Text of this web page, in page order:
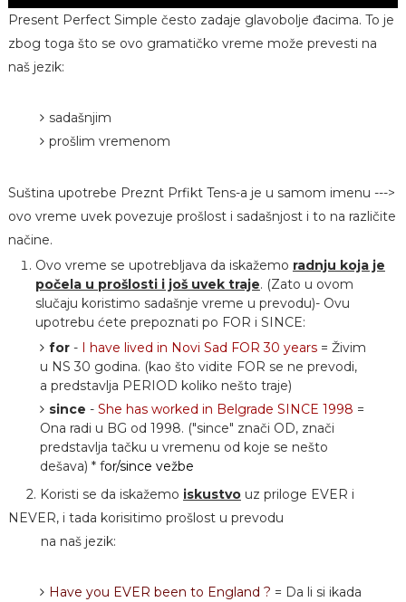
Present Perfect Simple često zadaje glavobolje đacima. To je
zbog toga što se ovo gramatičko vreme može prevesti na
naš jezik:
sadašnjim
prošlim vremenom
Suština upotrebe Preznt Prfikt Tens-a je u samom imenu --->
ovo vreme uvek povezuje prošlost i sadašnjost i to na različite
načine.
Ovo vreme se upotrebljava da iskažemo radnju koja je
počela u prošlosti i još uvek traje. (Zato u ovom
slučaju koristimo sadašnje vreme u prevodu)- Ovu
upotrebu ćete prepoznati po FOR i SINCE:
for- I have lived in Novi Sad FOR 30 years= Živim
u NS 30 godina. (kao što vidite FOR se ne prevodi,
a predstavlja PERIOD koliko nešto traje)
since - She has worked in Belgrade SINCE 1998 =
Ona radi u BG od 1998. ("since" znači OD, znači
predstavlja tačku u vremenu od koje se nešto
dešava) * for/since vežbe
2. Koristi se da iskažemo iskustvouz priloge EVER i
NEVER, i tada korisitimo prošlost u prevodu
na naš jezik:
Have you EVER been to England ? = Da li si ikada